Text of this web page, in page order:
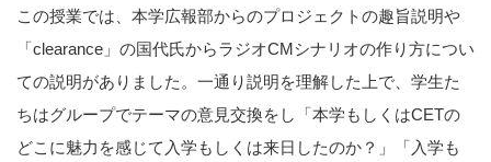
この授業では、本学広報部からのプロジェクトの趣旨説明や
「clearance」の国代氏からラジオCMシナリオの作り方につい
ての説明がありました。一通り説明を理解した上で、学生た
ちはグループでテーマの意見交換をし「本学もしくはCETの
どこに魅力を感じて入学もしくは来日したのか？」「入学も